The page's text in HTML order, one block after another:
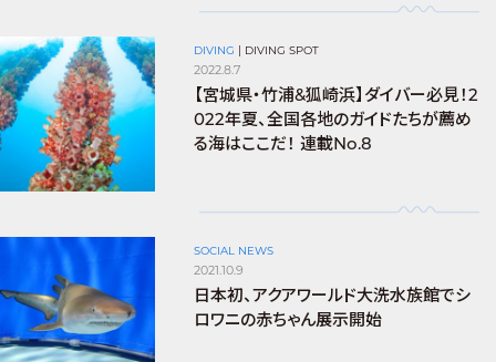
DIVING DIVING SPOT
2022.8.7
【宮城県・竹浦&狐崎浜】ダイバー必見！2
022年夏、全国各地のガイドたちが薦め
る海はここだ！ 連載No.8
SOCIAL NEWS
2021.10.9
日本初、アクアワールド大洗水族館でシ
ロワニの赤ちゃん展示開始